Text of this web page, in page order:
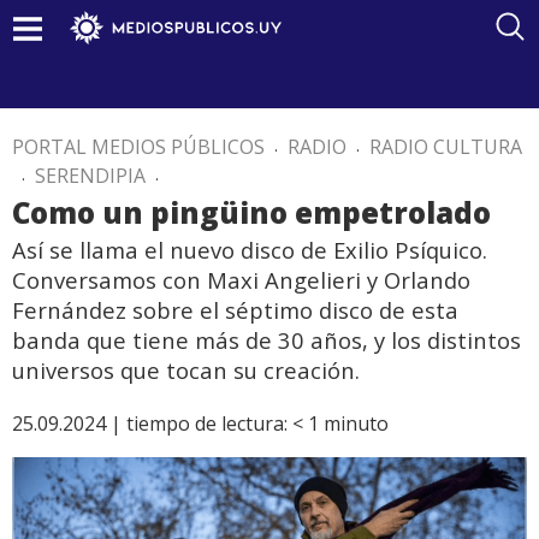
PORTAL MEDIOS PÚBLICOS . RADIO . RADIO CULTURA
. SERENDIPIA .
Como un pingüino empetrolado
Así se llama el nuevo disco de Exilio Psíquico.
Conversamos con Maxi Angelieri y Orlando
Fernández sobre el séptimo disco de esta
banda que tiene más de 30 años, y los distintos
universos que tocan su creación.
25.09.2024 | tiempo de lectura: < 1 minuto